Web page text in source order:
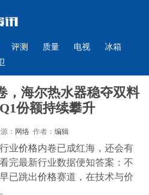
评测 质量 电视
冰箱
，海尔热水器稳夺双料
份额持续攀升
： 网络作者： 编辑
业价格内卷已成红海，还会有
完最新行业数据便知答案：不
已跳出价格赛道，在技术与价